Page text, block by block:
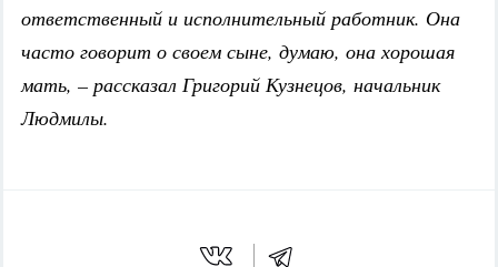
ответственный и исполнительный работник. Она
часто говорит о своем сыне, думаю, она хорошая
мать, – рассказал Григорий Кузнецов, начальник
Людмилы.